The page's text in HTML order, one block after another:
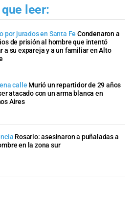
leer:
por jurados en Santa Fe Condenaron a
de prisión al hombre que intentó
a su expareja y a un familiar en Alto
calle Murió un repartidor de 29 años
atacado con un arma blanca en
Aires
Rosario: asesinaron a puñaladas a
en la zona sur